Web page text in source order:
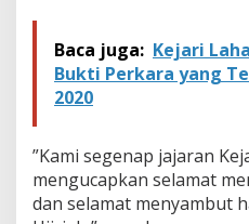
Baca juga: Kejari
Bukti Perkara yang
2020
”Kami segenap jajaran
mengucapkan selamat
dan selamat menyambut